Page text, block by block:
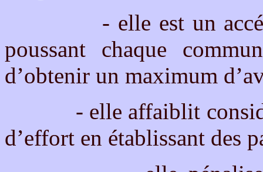
- elle est un
poussant chaque
d’obtenir un maximum
- elle affaiblit
d’effort en établissant des